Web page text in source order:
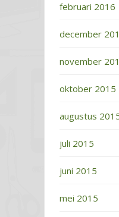
februari 2016
december
november
oktober 2015
augustus
juli 2015
juni 2015
mei 2015